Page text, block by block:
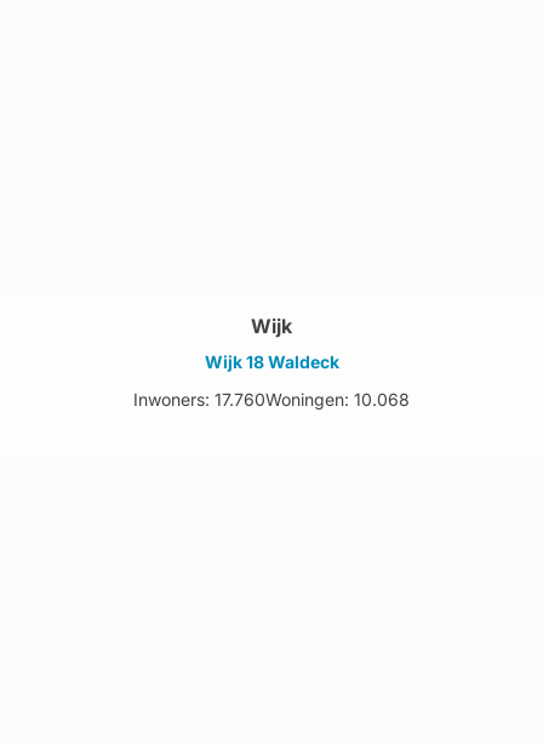
Wijk
Wijk 18 Waldeck
Inwoners: 17.760Woningen: 10.068